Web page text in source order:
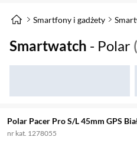
Smartfony i gadżety
Smartwatch - Polar
Polar Pacer Pro S/L 45mm GPS
nr kat. 1278055